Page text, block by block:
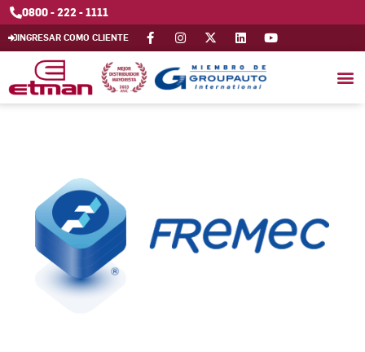
0800 - 222 - 1111
INGRESAR COMO CLIENTE